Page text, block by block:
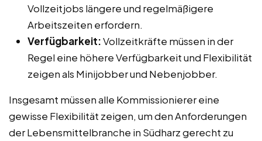
Vollzeitjobs längere und regelmäßigere
Arbeitszeiten erfordern.
Verfügbarkeit:Vollzeitkräfte müssen in der
Regel eine höhere Verfügbarkeit und Flexibilität
zeigen als Minijobber und Nebenjobber.
Insgesamt müssen alle Kommissionierer eine
gewisse Flexibilität zeigen, um den Anforderungen
der Lebensmittelbranche in Südharz gerecht zu